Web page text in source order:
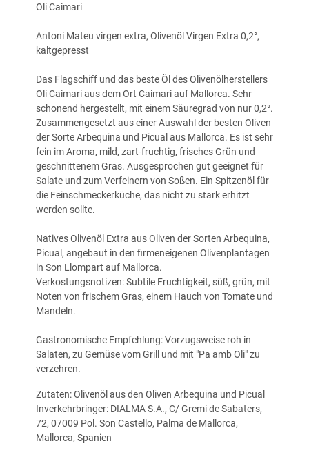
Oli Caimari
Antoni Mateu virgen extra, Olivenöl Virgen Extra 0,2°,
kaltgepresst
Das Flagschiff und das beste Öl des Olivenölherstellers
Oli Caimari aus dem Ort Caimari auf Mallorca. Sehr
schonend hergestellt, mit einem Säuregrad von nur 0,2°.
Zusammengesetzt aus einer Auswahl der besten Oliven
der Sorte Arbequina und Picual aus Mallorca. Es ist sehr
fein im Aroma, mild, zart-fruchtig, frisches Grün und
geschnittenem Gras. Ausgesprochen gut geeignet für
Salate und zum Verfeinern von Soßen. Ein Spitzenöl für
die Feinschmeckerküche, das nicht zu stark erhitzt
werden sollte.
Natives Olivenöl Extra aus Oliven der Sorten Arbequina,
Picual, angebaut in den firmeneigenen Olivenplantagen
in Son Llompart auf Mallorca.
Verkostungsnotizen: Subtile Fruchtigkeit, süß, grün, mit
Noten von frischem Gras, einem Hauch von Tomate und
Mandeln.
Gastronomische Empfehlung: Vorzugsweise roh in
Salaten, zu Gemüse vom Grill und mit "Pa amb Oli" zu
verzehren.
Zutaten: Olivenöl aus den Oliven Arbequina und Picual
Inverkehrbringer: DIALMA S.A., C/ Gremi de Sabaters,
72, 07009 Pol. Son Castello, Palma de Mallorca,
Mallorca, Spanien